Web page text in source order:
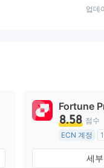
업데
Fortune
8.58 점수
ECN 계정
호주 규제
외환 거래
세